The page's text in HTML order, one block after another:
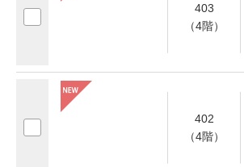
403
（4階）
402
（4階）